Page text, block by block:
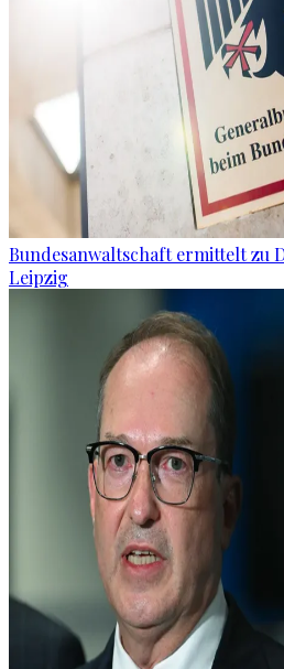
Bundesanwaltschaft ermittelt zu
Leipzig